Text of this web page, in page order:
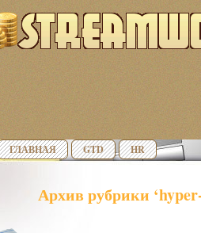
ГЛАВНАЯ GTD HR
Архив рубрики